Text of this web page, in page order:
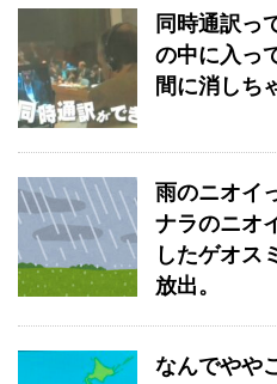
同時通訳っ
の中に入っ
間に消しち
雨のニオイ
ナラのニオ
したゲオス
放出。
なんでやや